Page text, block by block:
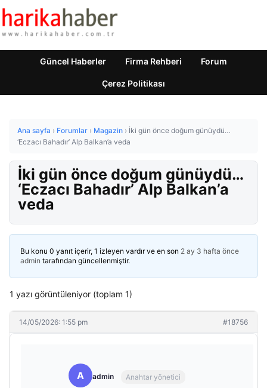
Güncel Haberler Firma Rehberi Forum
Çerez Politikası
Ana sayfa › Forumlar › Magazin › İki gün önce doğum günüydü…
‘Eczacı Bahadır’ Alp Balkan’a veda
İki gün önce doğum günüydü…
‘Eczacı Bahadır’ Alp Balkan’a
veda
Bu konu 0 yanıt içerir, 1 izleyen vardır ve en son 2 ay 3 hafta önce
admin tarafından güncellenmiştir.
1 yazı görüntüleniyor (toplam 1)
14/05/2026: 1:55 pm #18756
A admin Anahtar yönetici